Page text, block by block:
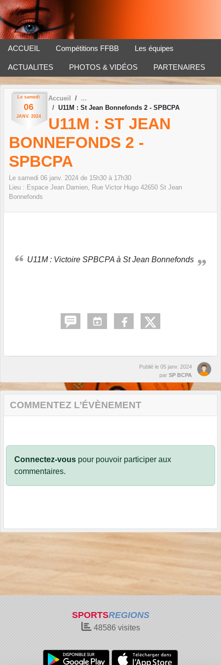
ACCUEIL Compétitions FFBB Les équipes
ACTUALITES PHOTOS & VIDÉOS PARTENAIRES
Le samedi
06
JANV. 2024
Accueil
U11M : St Jean Bonnefonds 2 - SPBCPA
U11M : ST JEAN
BONNEFONDS 2 -
SPBCPA
Le samedi 06 janv. 2024 de 15h30 à 17h30
Lieu : Espace Jean Damien, Rue Victor Hugo 42650 St Jean
Bonnefonds
U11M : Victoire SPBCPA à St Jean Bonnefonds
Publié le 05 janv. 2024
par SP BCPA
COMMENTEZ L’ÉVÈNEMENT
Connectez-vous pour pouvoir participer aux
commentaires.
SPORTSREGIONS
48586visites
Panneau de gestion des cookies